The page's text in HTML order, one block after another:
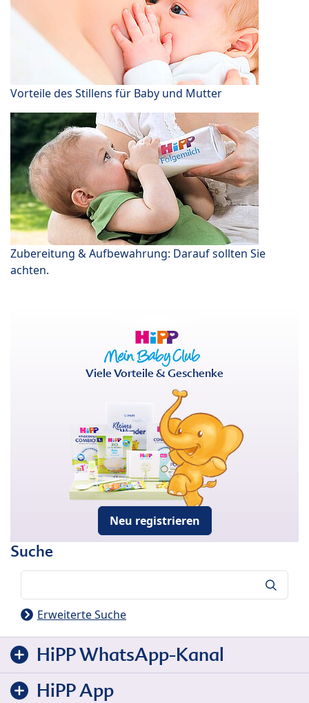
Vorteile des Stillens für Baby und Mutter
Zubereitung & Aufbewahrung: Darauf sollten Sie
achten.
Viele Vorteile & Geschenke
Neu registrieren
Suche
Erweiterte Suche
HiPP WhatsApp-Kanal
HiPP App